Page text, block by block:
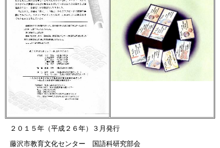
２０１５年（平成２６年）３月発行
藤沢市教育文化センター 国語科研究部会